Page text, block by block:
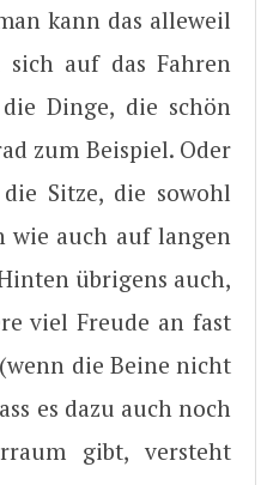
kann das alleweil
auf das Fahren
Dinge, die schön
zum Beispiel. Oder
Sitze, die sowohl
wie auch auf langen
übrigens auch,
viel Freude an fast
die Beine nicht
es dazu auch noch
gibt, versteht